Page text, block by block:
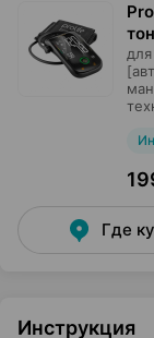
Где
Инструкция